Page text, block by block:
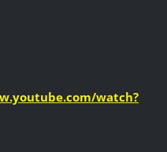
watch?